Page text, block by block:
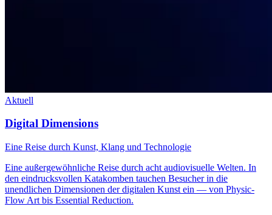
Aktuell
Digital Dimensions
Eine Reise durch Kunst, Klang und Technologie
Eine außergewöhnliche Reise durch acht audiovisuelle Welten. In
den eindrucksvollen Katakomben tauchen Besucher in die
unendlichen Dimensionen der digitalen Kunst ein — von Physic-
Flow Art bis Essential Reduction.